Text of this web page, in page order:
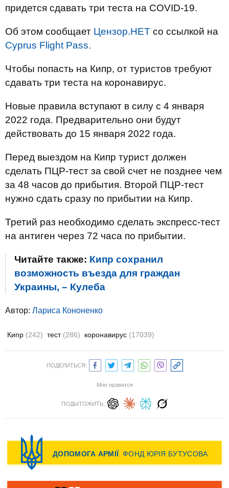
придется сдавать три теста на COVID-19.
Об этом сообщает Цензор.НЕТ со ссылкой на
Cyprus Flight Pass.
Чтобы попасть на Кипр, от туристов требуют
сдавать три теста на коронавирус.
Новые правила вступают в силу с 4 января
2022 года. Предварительно они будут
действовать до 15 января 2022 года.
Перед выездом на Кипр турист должен
сделать ПЦР-тест за свой счет не позднее чем
за 48 часов до прибытия. Второй ПЦР-тест
нужно сдать сразу по прибытии на Кипр.
Третий раз необходимо сделать экспресс-тест
на антиген через 72 часа по прибытии.
Читайте также: Кипр сохранил
возможность въезда для граждан
Украины, – Кулеба
Автор: Лариса Кононенко
Кипр (242) тест (286) коронавирус (17039)
ПОДЕЛИТЬСЯ:
Мне нравится
ПОДЫТОЖИТЬ: